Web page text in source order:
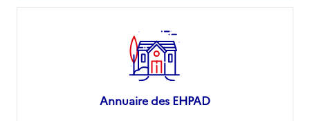
Annuaire des EHPAD